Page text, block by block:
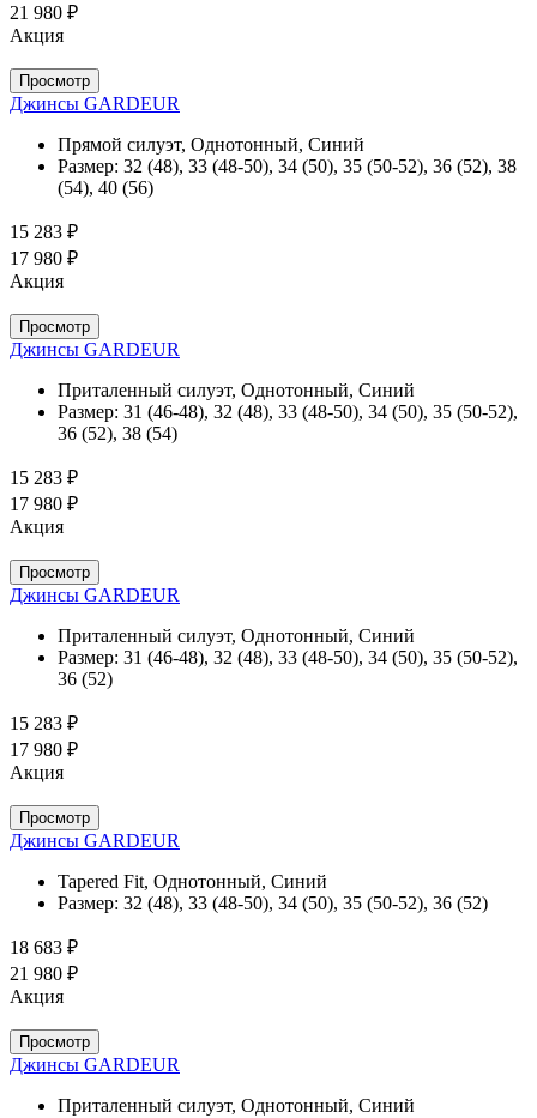
21 980 ₽
Акция
Просмотр
Джинсы GARDEUR
Прямой силуэт, Однотонный, Синий
Размер: 32 (48), 33 (48-50), 34 (50), 35 (50-52), 36 (52), 38
(54), 40 (56)
15 283 ₽
17 980 ₽
Акция
Просмотр
Джинсы GARDEUR
Приталенный силуэт, Однотонный, Синий
Размер: 31 (46-48), 32 (48), 33 (48-50), 34 (50), 35 (50-52),
36 (52), 38 (54)
15 283 ₽
17 980 ₽
Акция
Просмотр
Джинсы GARDEUR
Приталенный силуэт, Однотонный, Синий
Размер: 31 (46-48), 32 (48), 33 (48-50), 34 (50), 35 (50-52),
36 (52)
15 283 ₽
17 980 ₽
Акция
Просмотр
Джинсы GARDEUR
Tapered Fit, Однотонный, Синий
Размер: 32 (48), 33 (48-50), 34 (50), 35 (50-52), 36 (52)
18 683 ₽
21 980 ₽
Акция
Просмотр
Джинсы GARDEUR
Приталенный силуэт, Однотонный, Синий